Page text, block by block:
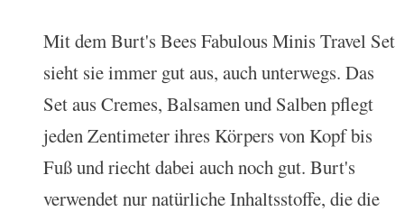
Mit dem Burt's Bees Fabulous Minis Travel Set
sieht sie immer gut aus, auch unterwegs. Das
Set aus Cremes, Balsamen und Salben pflegt
jeden Zentimeter ihres Körpers von Kopf bis
Fuß und riecht dabei auch noch gut. Burt's
verwendet nur natürliche Inhaltsstoffe, die die